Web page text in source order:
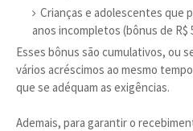
Crianças e adolescentes que
anos incompletos (bônus de R$
Esses bônus são cumulativos, ou
vários acréscimos ao mesmo
que se adéquam as exigências.
Ademais, para garantir o